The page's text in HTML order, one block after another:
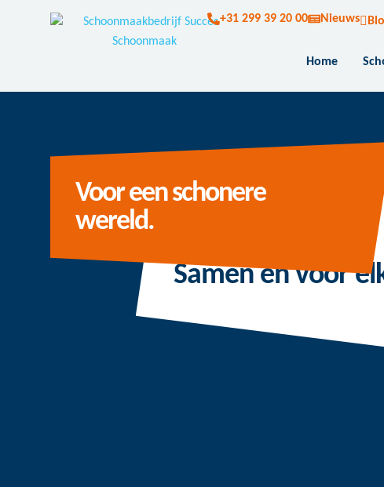
+31 299 39 20 00 Nieuws
Home
Voor een schonere
wereld.
Samen en voor